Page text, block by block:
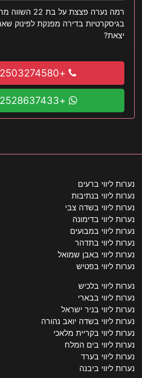
רמה נערה פצצת על בת
בגיסקרטיות בדירה מפנקת לפינוק
יצאת?
+972503274580
+972528637433
נערות ליווי ברעים
נערות ליווי בנתיבות
נערות ליווי בשדה צבי
נערות ליווי בדימונה
נערות ליווי במבועים
נערות ליווי בתדהר
נערות ליווי באבן שמואל
נערות ליווי בפטיש
נערות ליווי בלכיש
נערות ליווי בבארי
נערות ליווי בניר ישראל
נערות ליווי בשדה יואב נהורה
נערות ליווי בקריית מלאכי
נערות ליווי בים המלח
נערות ליווי בערד
נערות ליווי ביבנה